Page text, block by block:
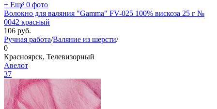
+ Ещё 0 фото
Волокно для валяния "Gamma" FV-025 100% вискоза 25 г №
0042 красный
106 руб.
Ручная работа/Валяние из шерсти/
0
Красноярск, Телевизорный
Авелот
37